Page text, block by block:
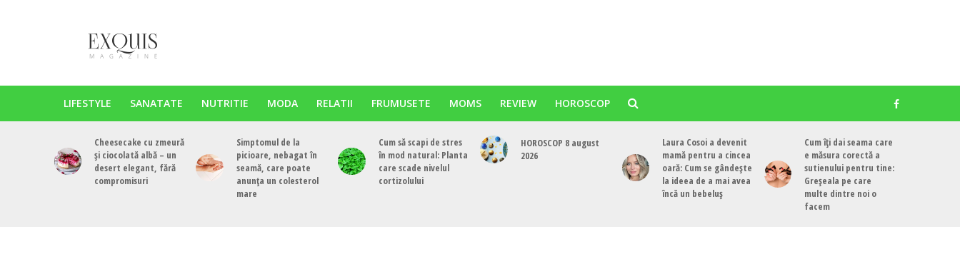
LIFESTYLE SANATATE NUTRITIE MODA RELATII FRUMUSETE MOMS REVIEW HOROSCOP
Cheesecake cu zmeură
și ciocolată albă – un
desert elegant, fără
compromisuri
Simptomul de la
picioare, nebagat în
seamă, care poate
anunța un colesterol
mare
Cum să scapi de stres
în mod natural: Planta
care scade nivelul
cortizolului
HOROSCOP 8 august
2026
Laura Cosoi a devenit
mamă pentru a cincea
oară: Cum se gândește
la ideea de a mai avea
încă un bebeluș
Cum îți dai seama care
e măsura corectă a
sutienului pentru tine:
Greșeala pe care
multe dintre noi o
facem